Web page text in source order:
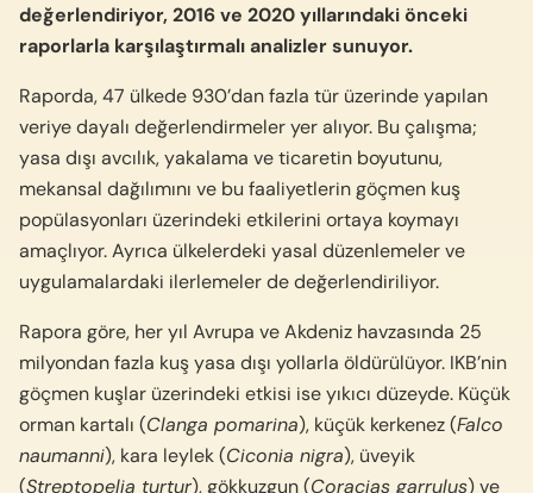
değerlendiriyor, 2016 ve 2020 yıllarındaki önceki
raporlarla karşılaştırmalı analizler sunuyor.
Raporda, 47 ülkede 930’dan fazla tür üzerinde yapılan
veriye dayalı değerlendirmeler yer alıyor. Bu çalışma;
yasa dışı avcılık, yakalama ve ticaretin boyutunu,
mekansal dağılımını ve bu faaliyetlerin göçmen kuş
popülasyonları üzerindeki etkilerini ortaya koymayı
amaçlıyor. Ayrıca ülkelerdeki yasal düzenlemeler ve
uygulamalardaki ilerlemeler de değerlendiriliyor.
Rapora göre, her yıl Avrupa ve Akdeniz havzasında 25
milyondan fazla kuş yasa dışı yollarla öldürülüyor. IKB’nin
göçmen kuşlar üzerindeki etkisi ise yıkıcı düzeyde. Küçük
orman kartalı (Clanga pomarina), küçük kerkenez (Falco
naumanni), kara leylek (Ciconia nigra), üveyik
(Streptopelia turtur), gökkuzgun (Coracias garrulus) ve